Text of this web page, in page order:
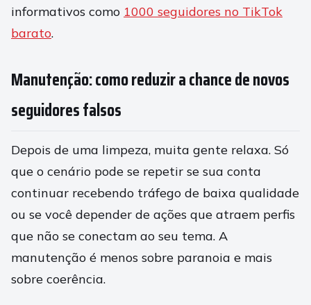
informativos como 1000 seguidores no TikTok
barato.
Manutenção: como reduzir a chance de novos
seguidores falsos
Depois de uma limpeza, muita gente relaxa. Só
que o cenário pode se repetir se sua conta
continuar recebendo tráfego de baixa qualidade
ou se você depender de ações que atraem perfis
que não se conectam ao seu tema. A
manutenção é menos sobre paranoia e mais
sobre coerência.